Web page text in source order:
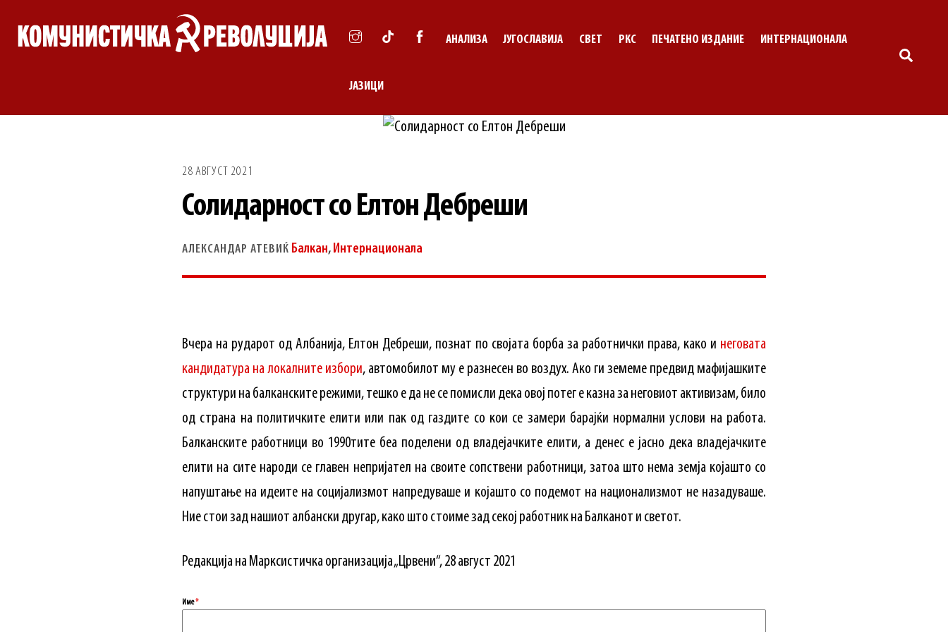
АНАЛИЗА ЈУГОСЛАВИЈА СВЕТ РКС ПЕЧАТЕНО ИЗДАНИЕ ИНТЕРНАЦИОНАЛА
ЈАЗИЦИ
28 АВГУСТ 2021
Солидарност со Елтон Дебреши
АЛЕКСАНДАР АТЕВИЌ Балкан, Интернационала
Вчера на рударот од Албанија, Елтон Дебреши, познат по својата борба за работнички права, како и неговата
кандидатура на локалните избори, автомобилот му е разнесен во воздух. Ако ги земеме предвид мафијашките
структури на балканските режими, тешко е да не се помисли дека овој потег е казна за неговиот активизам, било
од страна на политичките елити или пак од газдите со кои се замери барајќи нормални услови на работа.
Балканските работници во 1990тите беа поделени од владејачките елити, а денес е јасно дека владејачките
елити на сите народи се главен непријател на своите сопствени работници, затоа што нема земја којашто со
напуштање на идеите на социјализмот напредуваше и којашто со подемот на национализмот не назадуваше.
Ние стои зад нашиот албански другар, како што стоиме зад секој работник на Балканот и светот.
Редакција на Марксистичка организација „Црвени“, 28 август 2021
Име*